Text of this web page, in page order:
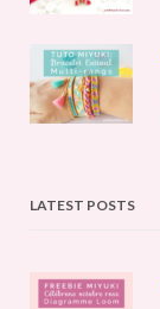
LATEST POSTS